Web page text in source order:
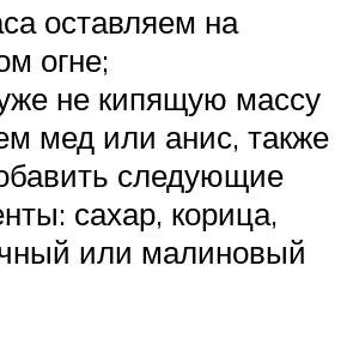
оставляем на
огне;
не кипящую массу
мед или анис, также
следующие
сахар, корица,
или малиновый